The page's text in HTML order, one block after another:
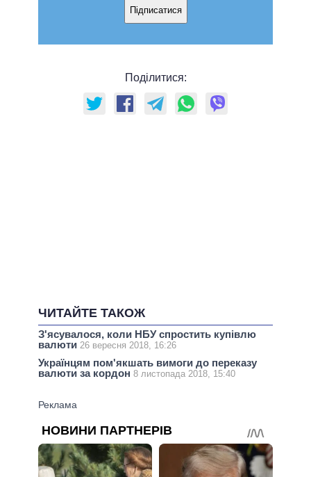
Підписатися
Поділитися:
ЧИТАЙТЕ ТАКОЖ
З'ясувалося, коли НБУ спростить купівлю
валюти 26 вересня 2018, 16:26
Українцям пом'якшать вимоги до переказу
валюти за кордон 8 листопада 2018, 15:40